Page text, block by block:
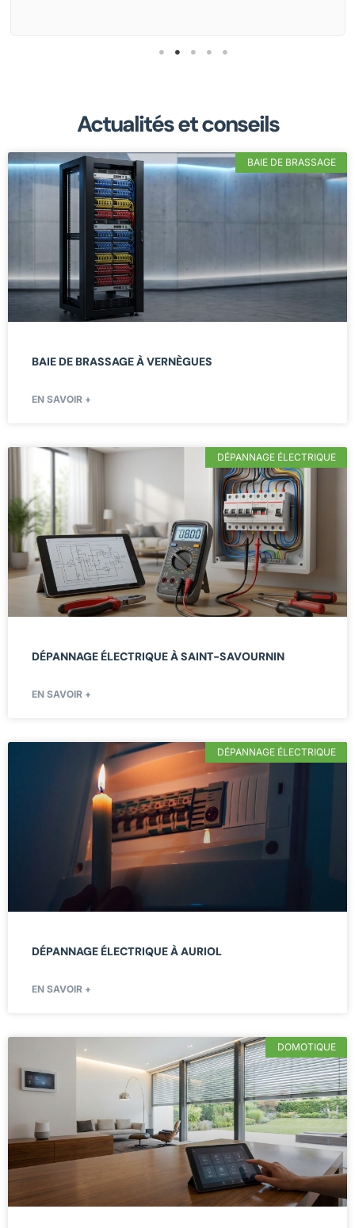
Actualités et conseils
BAIE DE BRASSAGE
BAIE DE BRASSAGE À VERNÈGUES
EN SAVOIR +
DÉPANNAGE ÉLECTRIQUE
DÉPANNAGE ÉLECTRIQUE À SAINT-SAVOURNIN
EN SAVOIR +
DÉPANNAGE ÉLECTRIQUE
DÉPANNAGE ÉLECTRIQUE À AURIOL
EN SAVOIR +
DOMOTIQUE